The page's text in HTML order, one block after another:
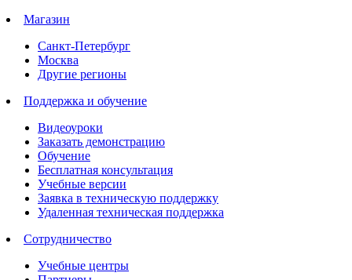
Магазин
Санкт-Петербург
Москва
Другие регионы
Поддержка и обучение
Видеоуроки
Заказать демонстрацию
Обучение
Бесплатная консультация
Учебные версии
Заявка в техническую поддержку
Удаленная техническая поддержка
Сотрудничество
Учебные центры